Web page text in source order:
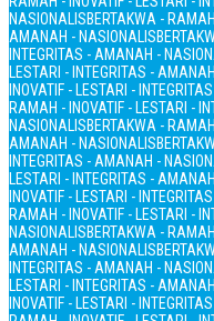
NASIONALISBERTAKWA -
AMANAH - NASIONALIS
INTEGRITAS - AMANAH -
LESTARI - INTEGRITAS -
INOVATIF - LESTARI -
RAMAH - INOVATIF - LESTARI -
NASIONALISBERTAKWA -
AMANAH - NASIONALIS
INTEGRITAS - AMANAH -
LESTARI - INTEGRITAS -
INOVATIF - LESTARI -
RAMAH - INOVATIF - LESTARI -
NASIONALISBERTAKWA -
AMANAH - NASIONALIS
INTEGRITAS - AMANAH -
LESTARI - INTEGRITAS -
INOVATIF - LESTARI -